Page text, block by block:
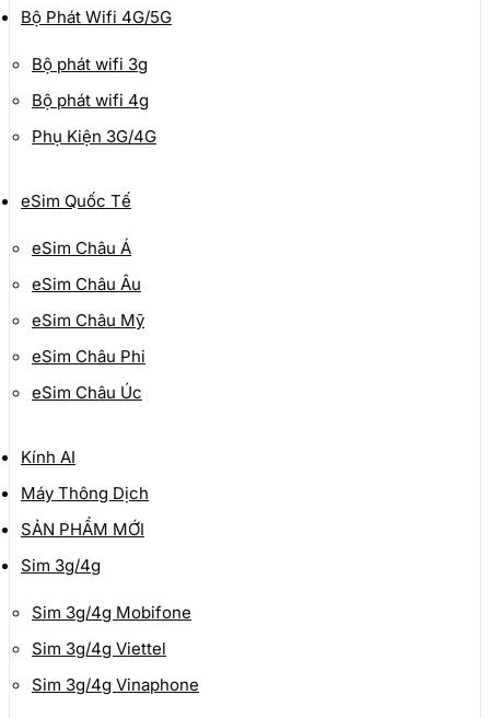
Bộ Phát Wifi 4G/5G
Bộ phát wifi 3g
Bộ phát wifi 4g
Phụ Kiện 3G/4G
eSim Quốc Tế
eSim Châu Á
eSim Châu Âu
eSim Châu Mỹ
eSim Châu Phi
eSim Châu Úc
Kính AI
Máy Thông Dịch
SẢN PHẨM MỚI
Sim 3g/4g
Sim 3g/4g Mobifone
Sim 3g/4g Viettel
Sim 3g/4g Vinaphone